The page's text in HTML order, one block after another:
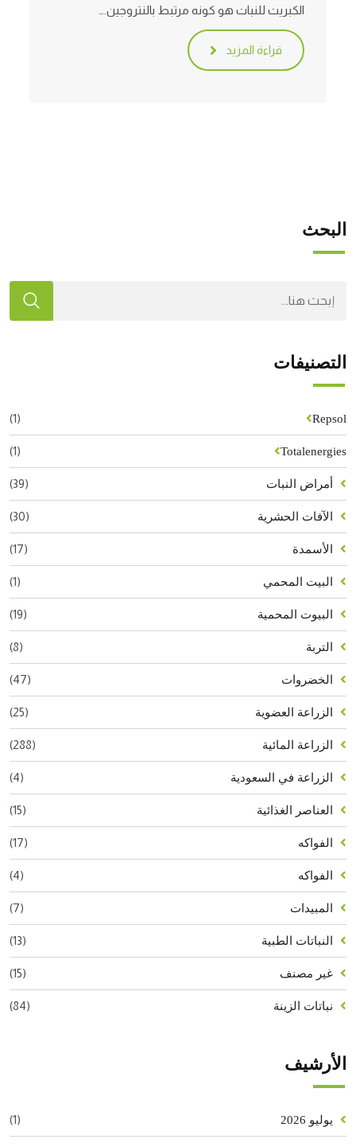
الكبريت للنبات هو كونه مرتبط بالنتروجين.…
قراءة المزيد
البحث
التصنيفات
Repsol
(1)
Totalenergies
(1)
أمراض النبات (39)
الآفات الحشرية (30)
الأسمدة (17)
البيت المحمي (1)
البيوت المحمية (19)
التربة (8)
الخضروات (47)
الزراعة العضوية (25)
الزراعة المائية (288)
الزراعة في السعودية (4)
العناصر الغذائية (15)
الفواكه (17)
الفواكه (4)
المبيدات (7)
النباتات الطبية (13)
غير مصنف (15)
نباتات الزينة (84)
الأرشيف
يوليو 2026 (1)